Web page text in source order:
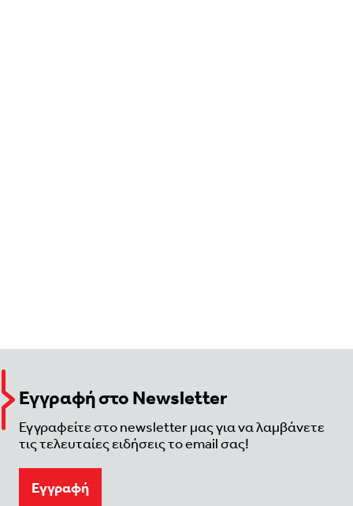
Εγγραφή στο Newsletter
Εγγραφείτε στο newsletter μας για να λαμβάνετε
τις τελευταίες ειδήσεις το email σας!
Eγγραφή